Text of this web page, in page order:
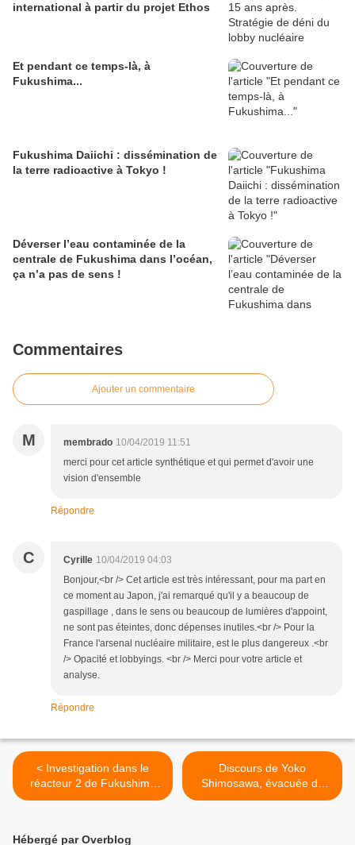
international à partir du projet Ethos
Et pendant ce temps-là, à
Fukushima...
Fukushima Daiichi : dissémination de
la terre radioactive à Tokyo !
Déverser l’eau contaminée de la
centrale de Fukushima dans l’océan,
ça n’a pas de sens !
Commentaires
Ajouter un commentaire
M membrado 10/04/2019 11:51
merci pour cet article synthétique et qui permet d'avoir une
vision d'ensemble
Répondre
C Cyrille 10/04/2019 04:03
Bonjour,<br /> Cet article est très intéressant, pour ma part en
ce moment au Japon, j'ai remarqué qu'il y a beaucoup de
gaspillage , dans le sens ou beaucoup de lumières d'appoint,
ne sont pas éteintes, donc dépenses inutiles.<br /> Pour la
France l'arsenal nucléaire militaire, est le plus dangereux .<br
/> Opacité et lobbyings. <br /> Merci pour votre article et
analyse.
Répondre
< Investigation dans le
réacteur 2 de Fukushima
Daiichi
Discours de Yoko
Shimosawa, évacuée de
Tokyo >
Hébergé par Overblog